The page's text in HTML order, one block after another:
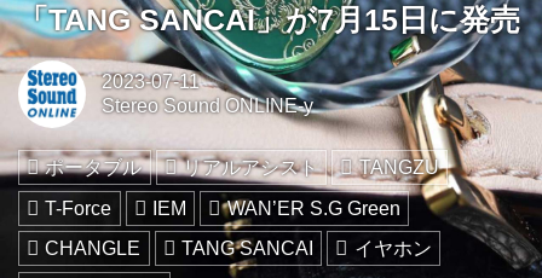
「TANG SANCAI」が7月15日に発売
2023-07-11
Stereo Sound ONLINE-y
ポータブル リアルアシスト
TANGZU
T-Force
IEM
WAN’ER S.G Green
CHANGLE
TANG SANCAI
イヤホン